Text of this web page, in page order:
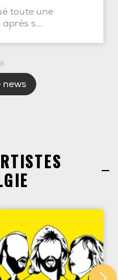
toute une
s...
news